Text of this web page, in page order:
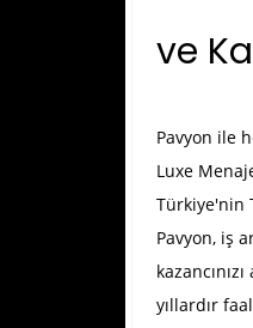
ve
Pavyon ile
Luxe
Türkiye'nin
Pavyon, iş
yıllardır